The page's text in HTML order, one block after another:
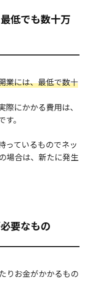
低でも数十万
業には、最低で数十
にかかる費用は、
。
っているものでネッ
場合は、新たに発生
要なもの
りお金がかかるもの